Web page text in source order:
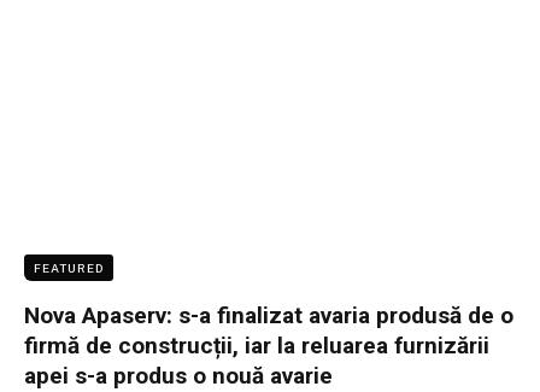
FEATURED
Nova Apaserv: s-a finalizat avaria produsă de o
firmă de construcții, iar la reluarea furnizării
apei s-a produs o nouă avarie